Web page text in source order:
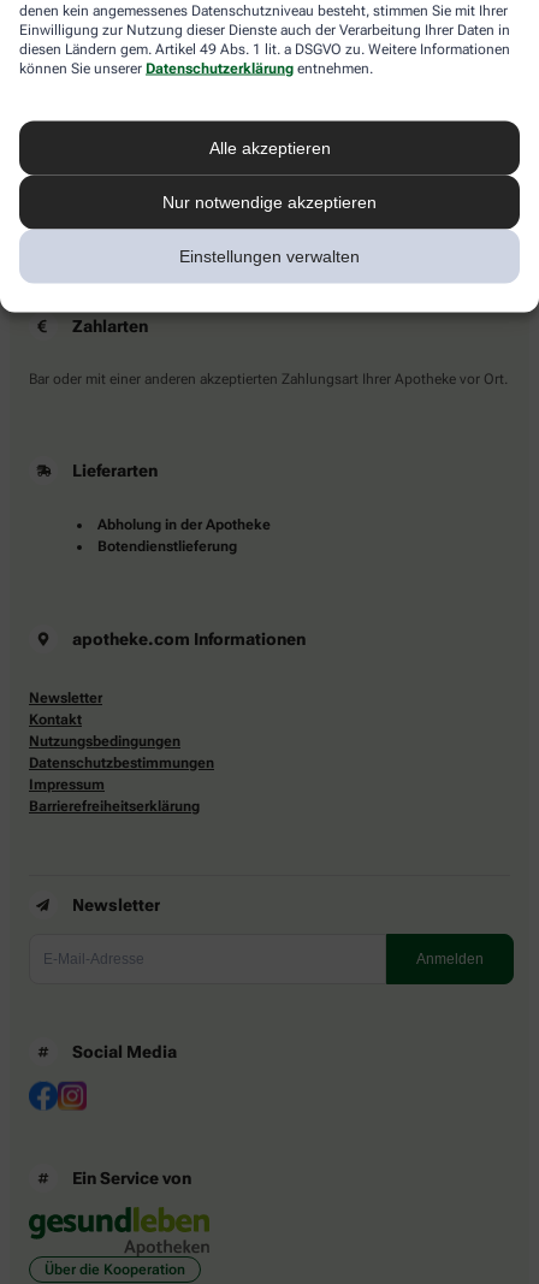
denen kein angemessenes Datenschutzniveau besteht, stimmen Sie mit Ihrer
Einwilligung zur Nutzung dieser Dienste auch der Verarbeitung Ihrer Daten in
diesen Ländern gem. Artikel 49 Abs. 1 lit. a DSGVO zu. Weitere Informationen
können Sie unserer Datenschutzerklärung entnehmen.
Alle akzeptieren
Nur notwendige akzeptieren
Einstellungen verwalten
Information der Salvator-Apotheke
Salvator-Apotheke
91710 Gunzenhausen
Kontaktieren Sie uns direkt.
Zahlarten
Bar oder mit einer anderen akzeptierten Zahlungsart Ihrer Apotheke vor Ort.
Lieferarten
Abholung in der Apotheke
Botendienstlieferung
apotheke.com Informationen
Newsletter
Kontakt
Nutzungsbedingungen
Datenschutzbestimmungen
Impressum
Barrierefreiheitserklärung
Newsletter
Social Media
Ein Service von
Über die Kooperation